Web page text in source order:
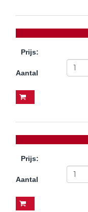
Prijs:
Aantal
Prijs:
Aantal